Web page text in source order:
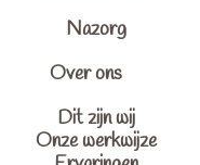
Nazorg
Over ons
Dit zijn wij
Onze werkwijze